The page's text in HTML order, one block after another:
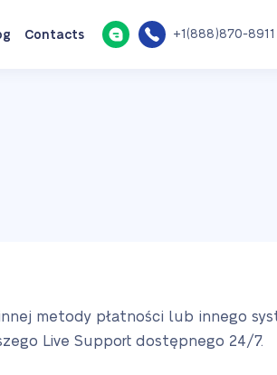
Contacts +1(888)870-8911
metody płatności lub innego
Live Support dostępnego 24/7.